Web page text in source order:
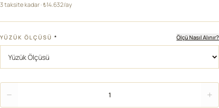
3 taksite kadar · ₺14.632/ay
YÜZÜK ÖLÇÜSÜ * Ölçü Nasıl Alınır?
1